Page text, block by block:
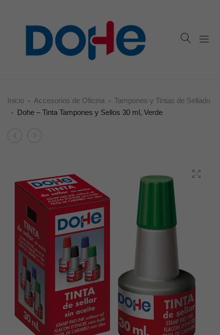
Inicio Accesorios de Oficina
Tampones y Tintas de Sellado
Dohe – Tinta Tampones y Sellos 30 ml, Verde
Product
Dohe
Tampones
Sellos
30
ml,
Negro
Dohe
Gomas
Elásticas
100
gr
6
cm
x
1’5
mm